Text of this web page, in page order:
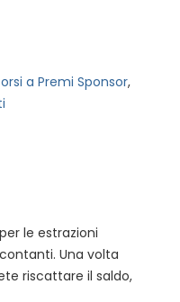
a Premi Sponsor,
le estrazioni
Una volta
riscattare il saldo,